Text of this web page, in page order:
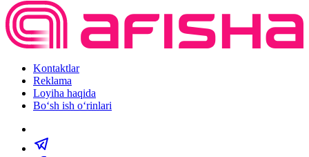
Kontaktlar
Reklama
Loyiha haqida
Bo‘sh ish o‘rinlari